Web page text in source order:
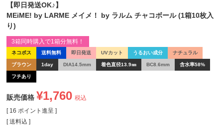
【即日発送OK♪】
MEiME! by LARME メイメ！ by ラルム チャコボール (1箱10枚入
り)
ネコポス 送料無料 即日発送 UVカット うるおい成分 ナチュラル
ブラウン 1day DIA14.5mm 着色直径13.9㎜ BC8.6mm 含水率58%
フチあり
3箱同時購入で1箱分無料！
販売価格 ¥1,760 税込
[ 16 ポイント進呈 ]
送料込